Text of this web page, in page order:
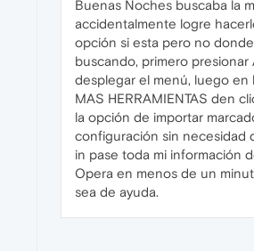
Buenas Noches buscaba la
accidentalmente logre
opción si esta pero no
buscando, primero presionar
desplegar el menú, luego en
MAS HERRAMIENTAS den
la opción de importar
configuración sin necesidad
in pase toda mi información
Opera en menos de un
sea de ayuda.